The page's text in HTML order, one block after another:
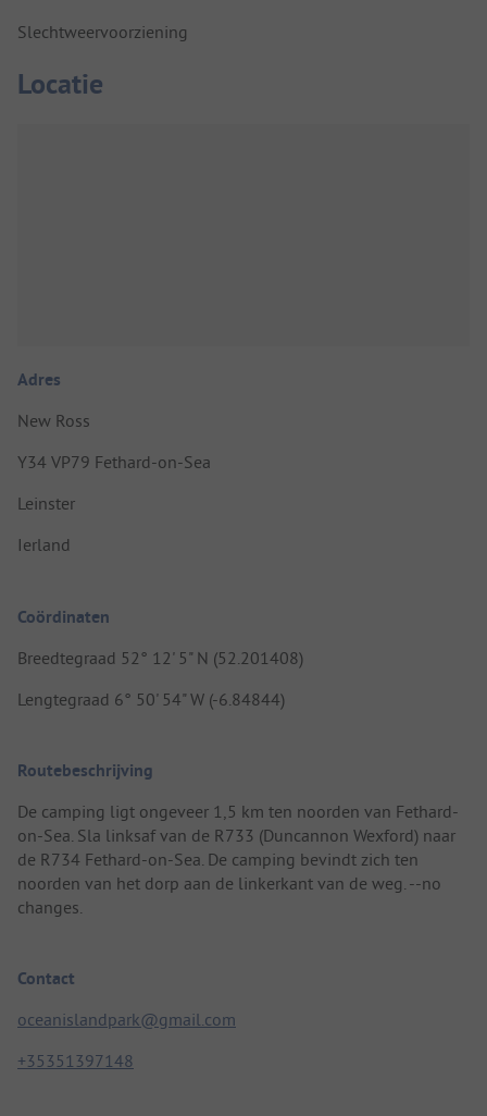
Slechtweervoorziening
Locatie
Adres
New Ross
Y34 VP79 Fethard-on-Sea
Leinster
Ierland
Coördinaten
Breedtegraad 52° 12' 5" N (52.201408)
Lengtegraad 6° 50' 54" W (-6.84844)
Routebeschrijving
De camping ligt ongeveer 1,5 km ten noorden van Fethard-
on-Sea. Sla linksaf van de R733 (Duncannon Wexford) naar
de R734 Fethard-on-Sea. De camping bevindt zich ten
noorden van het dorp aan de linkerkant van de weg. --no
changes.
Contact
oceanislandpark@gmail.com
+35351397148